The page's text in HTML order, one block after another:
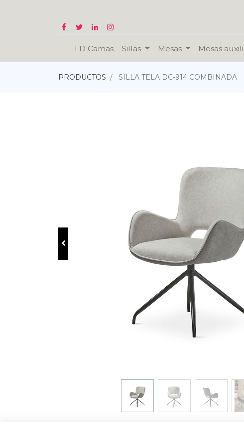
LD Camas Sillas Mesas Mesas
PRODUCTOS SILLA TELA DC-914 COMBINADA
Política de Privacidad